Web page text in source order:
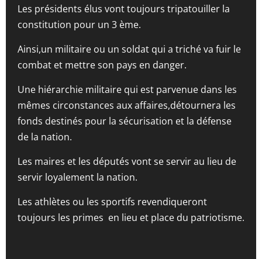
Les présidents élus vont toujours tripatouiller la
constitution pour un 3 ème.
Ainsi,un militaire ou un soldat qui a triché va fuir le
combat et mettre son pays en danger.
Une hiérarchie militaire qui est parvenue dans les
mêmes circonstances aux affaires,détournera les
fonds destinés pour la sécurisation et la défense
de la nation.
Les maires et les députés vont se servir au lieu de
servir loyalement la nation.
Les athlètes ou les sportifs revendiqueront
toujours les primes en lieu et place du patriotisme.